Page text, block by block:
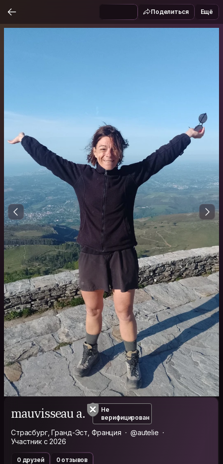
Поделиться Ещё
mauvisseau a.
Не
верифицирован
Страсбург, Гранд-Эст, Франция
@autelie
Участник с 2026
0 друзей 0 отзывов